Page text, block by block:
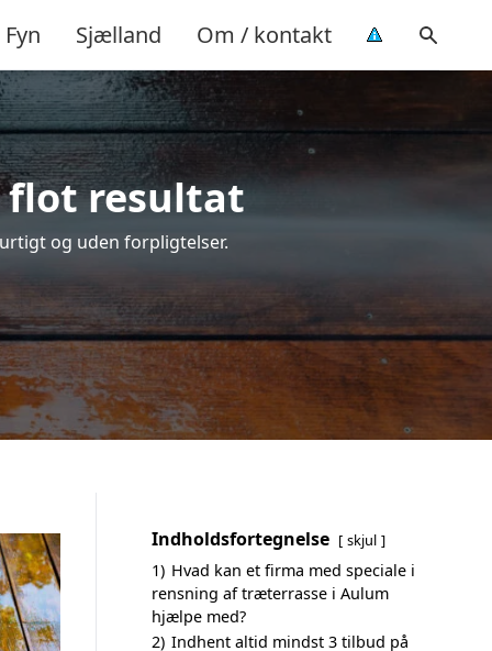
Fyn Sjælland Om / kontakt
flot resultat
og uden forpligtelser.
Indholdsfortegnelse skjul
1) Hvad kan et firma med speciale i
rensning af træterrasse i Aulum
hjælpe med?
2) Indhent altid mindst 3 tilbud på